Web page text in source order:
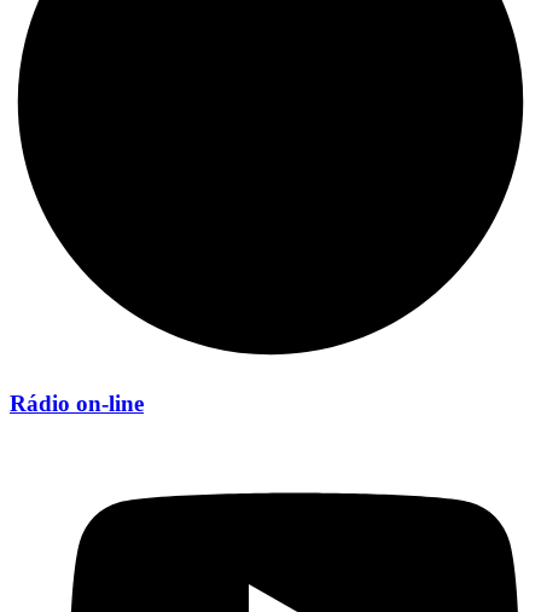
Rádio on-line